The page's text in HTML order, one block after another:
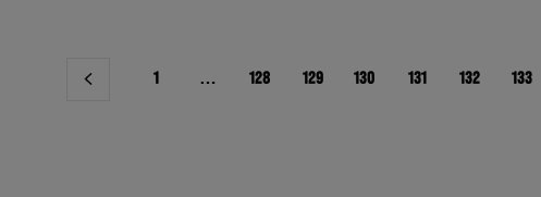
Berichtnavigatie
1 … 128 129 130 131 132 133